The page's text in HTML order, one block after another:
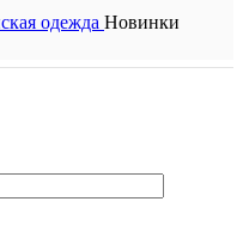
одежда Новинки